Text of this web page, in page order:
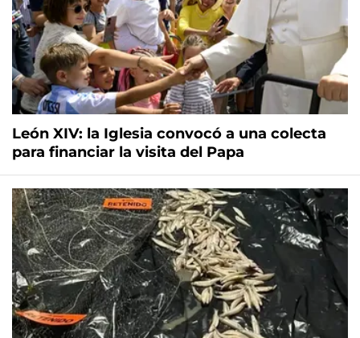
León XIV: la Iglesia convocó a una colecta
para financiar la visita del Papa